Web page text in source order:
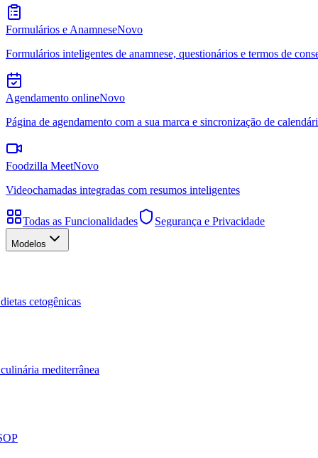
Formulários e AnamneseNovo
Formulários inteligentes de anamnese, questionários e termos de
Agendamento onlineNovo
Página de agendamento com a sua marca e sincronização de
Foodzilla MeetNovo
Videochamadas integradas com resumos inteligentes
Todas as Funcionalidades Segurança e Privacidade
Modelos
cetogênicas
mediterrânea